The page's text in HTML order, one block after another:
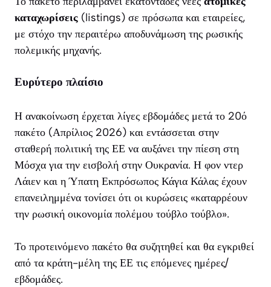
καταχωρίσεις (listings) σε πρόσωπα και εταιρείες,
με στόχο την περαιτέρω αποδυνάμωση της ρωσικής
πολεμικής μηχανής.
Ευρύτερο πλαίσιο
Η ανακοίνωση έρχεται λίγες εβδομάδες μετά το 20ό
πακέτο (Απρίλιος 2026) και εντάσσεται στην
σταθερή πολιτική της ΕΕ να αυξάνει την πίεση στη
Μόσχα για την εισβολή στην Ουκρανία. Η φον ντερ
Λάιεν και η Ύπατη Εκπρόσωπος Κάγια Κάλας έχουν
επανειλημμένα τονίσει ότι οι κυρώσεις «καταρρέουν
την ρωσική οικονομία πολέμου τούβλο τούβλο».
Το προτεινόμενο πακέτο θα συζητηθεί και θα εγκριθεί
από τα κράτη-μέλη της ΕΕ τις επόμενες ημέρες/
εβδομάδες.